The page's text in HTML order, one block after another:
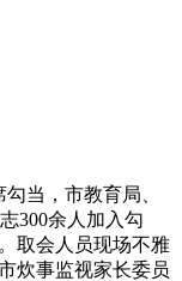
当，市教育局、
300余人加入勾
取会人员现场不雅
炊事监视家长委员